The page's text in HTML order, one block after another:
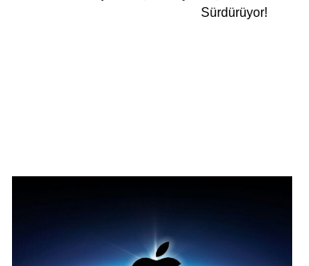
Sürdürüyor!